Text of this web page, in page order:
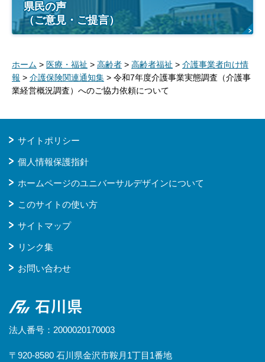
県民の声
（ご意見・ご提言）
ホーム > 医療・福祉 > 高齢者 > 高齢者福祉 > 介護事業者向け情
報 > 介護保険関連通知集 > 令和7年度介護事業実態調査（介護事
業経営概況調査）へのご協力依頼について
サイトポリシー
個人情報保護指針
ホームページのユニバーサルデザインについて
このサイトの使い方
サイトマップ
リンク集
お問い合わせ
石川県
法人番号：2000020170003
〒920-8580 石川県金沢市鞍月1丁目1番地